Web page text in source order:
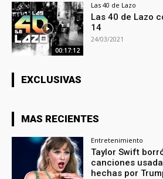
00:17:12
Las 40 de Lazo
Las 40 de Lazo
14
24/03/2021
EXCLUSIVAS
MAS RECIENTES
Entretenimiento
Taylor Swift
canciones
hechas por